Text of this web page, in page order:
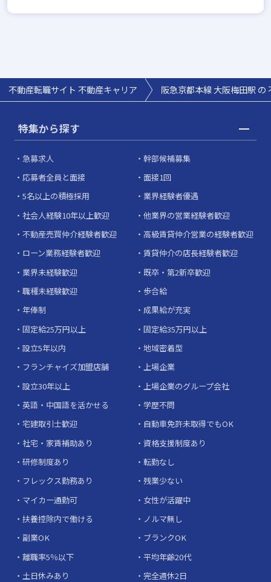
不動産転職サイト 不動産キャリア 阪急京都本線 大阪梅田駅 の
特集から探す
急募求人
幹部候補募集
応募者全員と面接
面接1回
5名以上の積極採用
業界経験者優遇
社会人経験10年以上歓迎
他業界の営業経験者歓迎
不動産売買仲介経験者歓迎
高級賃貸仲介営業の経験者歓迎
ローン業務経験者歓迎
賃貸仲介の店長経験者歓迎
業界未経験歓迎
既卒・第2新卒歓迎
職種未経験歓迎
歩合給
年俸制
成果給が充実
固定給25万円以上
固定給35万円以上
設立5年以内
地域密着型
フランチャイズ加盟店舗
上場企業
設立30年以上
上場企業のグループ会社
英語・中国語を活かせる
学歴不問
宅建取引士歓迎
自動車免許未取得でもOK
社宅・家賃補助あり
資格支援制度あり
研修制度あり
転勤なし
フレックス勤務あり
残業少ない
マイカー通勤可
女性が活躍中
扶養控除内で働ける
ノルマ無し
副業OK
ブランクOK
離職率5％以下
平均年齢20代
土日休みあり
完全週休2日